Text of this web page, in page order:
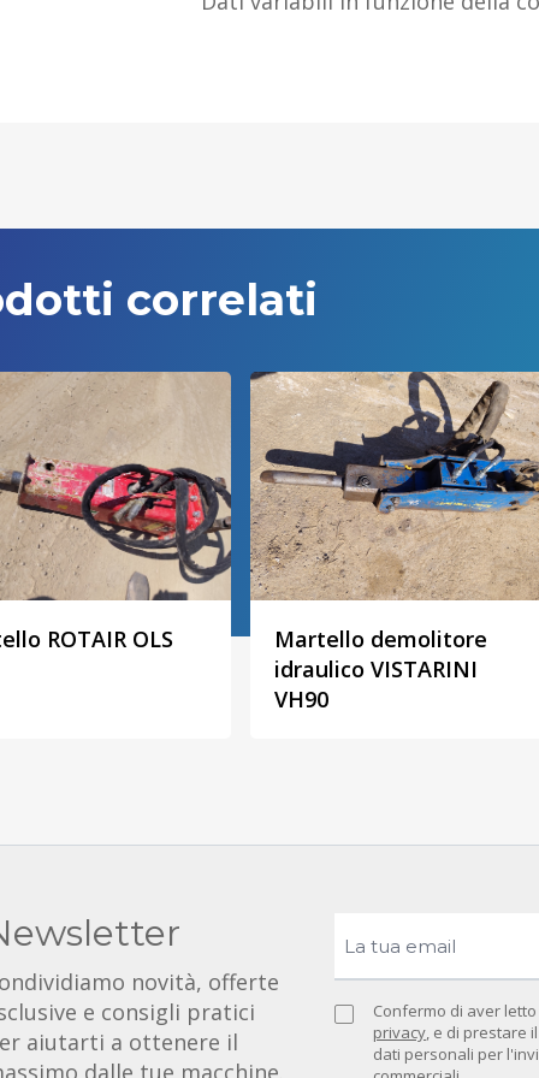
correlati
ROTAIR OLS
Martello demolitore
idraulico VISTARINI
VH90
novità, offerte
e consigli pratici
aiutarti a ottenere il
dalle tue macchine.
Confermo di aver
privacy, e di prestare
dati personali per